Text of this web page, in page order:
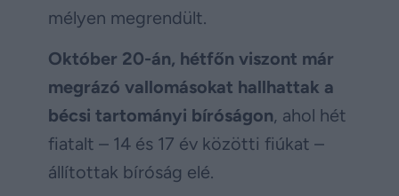
mélyen megrendült.
Október 20-án, hétfőn viszont már
megrázó vallomásokat hallhattak a
bécsi tartományi bíróságon, ahol hét
fiatalt – 14 és 17 év közötti fiúkat –
állítottak bíróság elé.